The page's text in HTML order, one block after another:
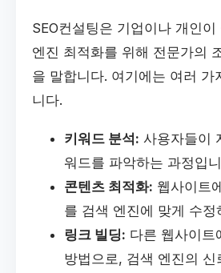
SEO컨설팅은 기업이나 개인
엔진 최적화를 위해 전문가의
을 말합니다. 여기에는 여러 가
니다.
키워드 분석: 사용자들이
워드를 파악하는 과정입
콘텐츠 최적화: 웹사이트
를 검색 엔진에 맞게 수정
링크 빌딩: 다른 웹사이트
방법으로, 검색 엔진의 신